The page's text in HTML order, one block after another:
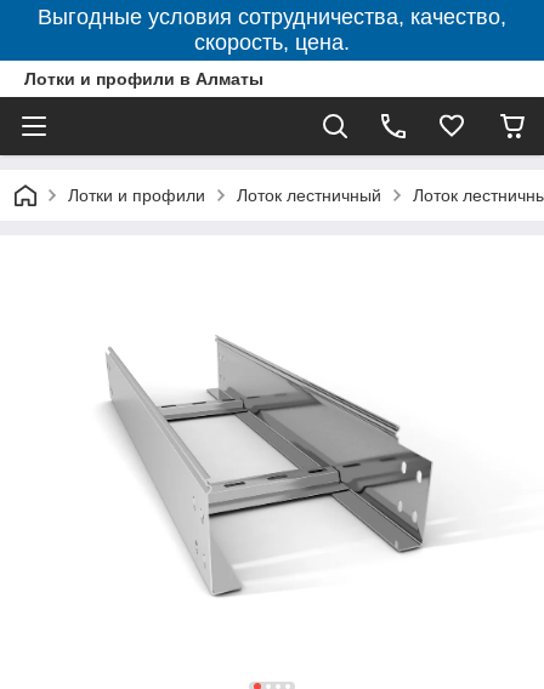
Выгодные условия сотрудничества, качество,
скорость, цена.
Лотки и профили в Алматы
Лотки и профили Лоток лестничный Лоток